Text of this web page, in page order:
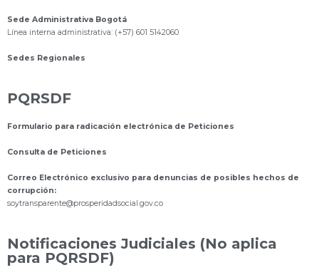
Sede Administrativa Bogotá
Línea interna administrativa: (+57) 601 5142060
Sedes Regionales
PQRSDF
Formulario para radicación electrónica de Peticiones
Consulta de Peticiones
Correo Electrónico exclusivo para denuncias de posibles hechos de
corrupción:
soytransparente@prosperidadsocial.gov.co
Notificaciones Judiciales (No aplica
para PQRSDF)